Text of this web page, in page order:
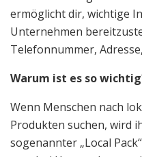
ermöglicht dir, wichtige
Unternehmen
Telefonnummer,
Warum ist es so
Wenn Menschen nach
Produkten suchen, wird
sogenannter „Local